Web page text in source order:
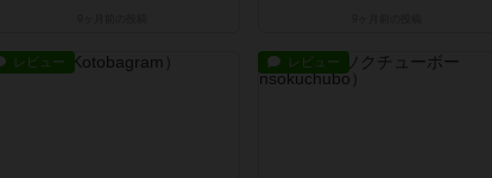
レビュー レビュー